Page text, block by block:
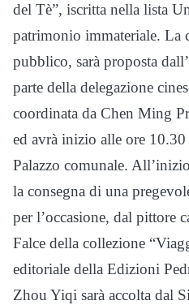
del Tè”, iscritta nella lista
patrimonio immateriale. La
pubblico, sarà proposta
parte della delegazione
coordinata da Chen Ming
ed avrà inizio alle ore
Palazzo comunale.
la consegna di una
per l’occasione, dal pittore
Falce della collezione
editoriale della Edizioni
Zhou Yiqi sarà accolta dal